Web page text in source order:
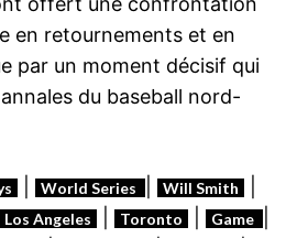
en retournements et en
par un moment décisif qui
du baseball nord-
World Series Will Smith
Los Angeles Toronto Game